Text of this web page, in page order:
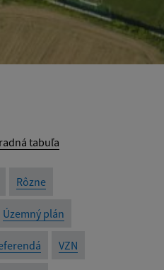
tabuľa
Rôzne
Územný plán
VZN